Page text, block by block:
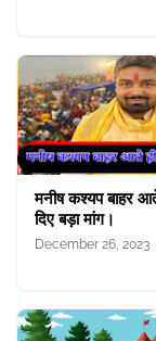
मनीष कश्यप बाहर
दिए बड़ा मांग।
December 26, 2023